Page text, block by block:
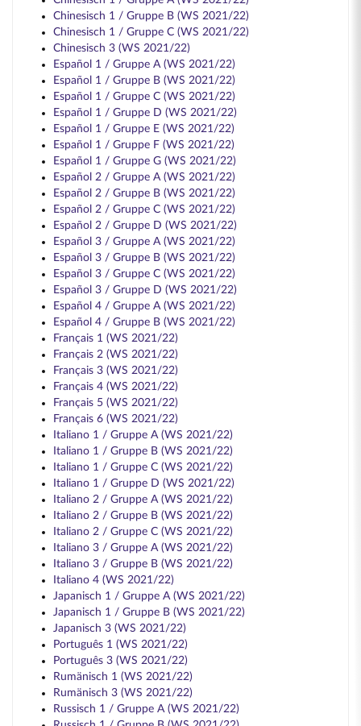
Chinesisch 1 / Gruppe B (WS 2021/22)
Chinesisch 1 / Gruppe C (WS 2021/22)
Chinesisch 3 (WS 2021/22)
Español 1 / Gruppe A (WS 2021/22)
Español 1 / Gruppe B (WS 2021/22)
Español 1 / Gruppe C (WS 2021/22)
Español 1 / Gruppe D (WS 2021/22)
Español 1 / Gruppe E (WS 2021/22)
Español 1 / Gruppe F (WS 2021/22)
Español 1 / Gruppe G (WS 2021/22)
Español 2 / Gruppe A (WS 2021/22)
Español 2 / Gruppe B (WS 2021/22)
Español 2 / Gruppe C (WS 2021/22)
Español 2 / Gruppe D (WS 2021/22)
Español 3 / Gruppe A (WS 2021/22)
Español 3 / Gruppe B (WS 2021/22)
Español 3 / Gruppe C (WS 2021/22)
Español 3 / Gruppe D (WS 2021/22)
Español 4 / Gruppe A (WS 2021/22)
Español 4 / Gruppe B (WS 2021/22)
Français 1 (WS 2021/22)
Français 2 (WS 2021/22)
Français 3 (WS 2021/22)
Français 4 (WS 2021/22)
Français 5 (WS 2021/22)
Français 6 (WS 2021/22)
Italiano 1 / Gruppe A (WS 2021/22)
Italiano 1 / Gruppe B (WS 2021/22)
Italiano 1 / Gruppe C (WS 2021/22)
Italiano 1 / Gruppe D (WS 2021/22)
Italiano 2 / Gruppe A (WS 2021/22)
Italiano 2 / Gruppe B (WS 2021/22)
Italiano 2 / Gruppe C (WS 2021/22)
Italiano 3 / Gruppe A (WS 2021/22)
Italiano 3 / Gruppe B (WS 2021/22)
Italiano 4 (WS 2021/22)
Japanisch 1 / Gruppe A (WS 2021/22)
Japanisch 1 / Gruppe B (WS 2021/22)
Japanisch 3 (WS 2021/22)
Português 1 (WS 2021/22)
Português 3 (WS 2021/22)
Rumänisch 1 (WS 2021/22)
Rumänisch 3 (WS 2021/22)
Russisch 1 / Gruppe A (WS 2021/22)